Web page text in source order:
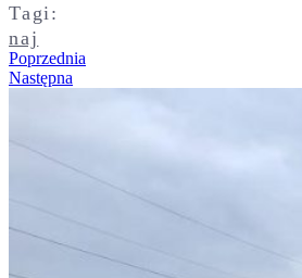
Tagi:
naj
Poprzednia
Następna